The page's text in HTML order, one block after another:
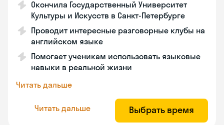
Окончила Государственный Университет
Культуры и Искусств в Санкт-Петербурге
Проводит интересные разговорные клубы на
английском языке
Помогает ученикам использовать языковые
навыки в реальной жизни
Читать дальше
Читать дальше Выбрать время